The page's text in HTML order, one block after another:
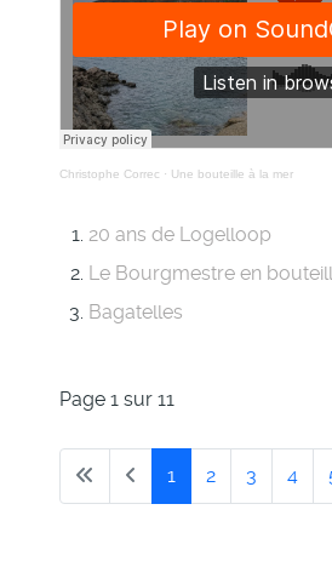
Christophe Correc · Une bouteille à la mer
20 ans de Logelloop
Le Bourgmestre en
Bagatelles
Page 1 sur 11
1 2 3 4